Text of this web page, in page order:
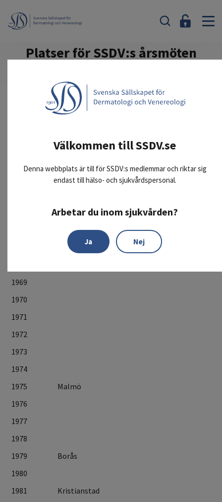
Välkommen till SSDV.se
Denna webbplats är till för SSDV:s medlemmar och riktar sig
endast till hälso- och sjukvårdspersonal.
Arbetar du inom sjukvården?
Ja Nej
Platser för SSDV:s årsmöten
Plats
1901-1947
S:t Göran
Lund
Linköping
Uppsala
Göteborg
Malmö
1969
1970
1971
1972
1973
1974
1975
Malmö
1976
1977
1978
1979
Borås
1980
1981
Kristianstad